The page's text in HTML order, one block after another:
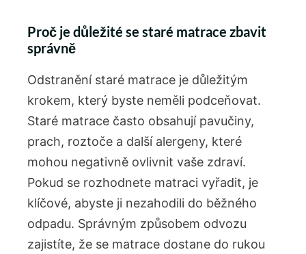
Proč je důležité se staré matrace zbavit
‌správně
Odstranění ‌staré matrace ⁢je důležitým
krokem, ​který byste neměli ‍podceňovat.
Staré ⁢matrace často obsahují pavučiny,⁢
prach,⁣ roztoče a ⁢další alergeny, ‌které
mohou ⁢negativně ovlivnit vaše zdraví.
Pokud se rozhodnete ⁤matraci vyřadit, je
klíčové, abyste ji ⁤nezahodili do ​běžného
odpadu. Správným⁣ způsobem​ odvozu
zajistíte, že se matrace⁢ dostane do ⁣rukou